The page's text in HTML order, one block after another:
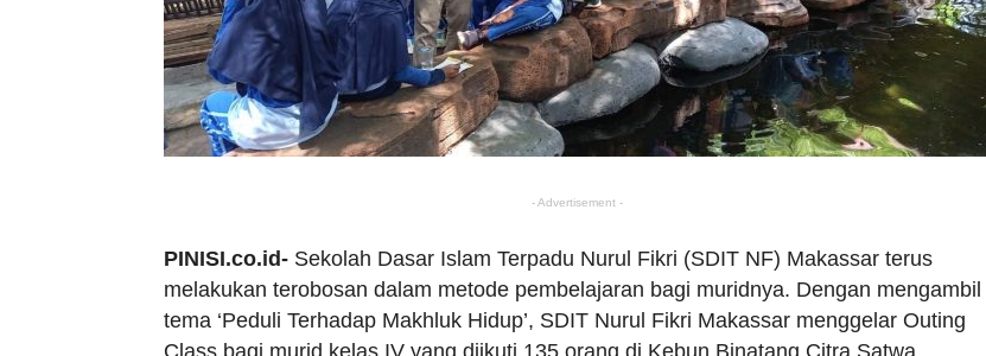
- Advertisement -
PINISI.co.id- Sekolah Dasar Islam Terpadu Nurul Fikri (SDIT NF) Makassar terus
melakukan terobosan dalam metode pembelajaran bagi muridnya. Dengan mengambil
tema ‘Peduli Terhadap Makhluk Hidup’, SDIT Nurul Fikri Makassar menggelar Outing
Class bagi murid kelas IV yang diikuti 135 orang di Kebun Binatang Citra Satwa